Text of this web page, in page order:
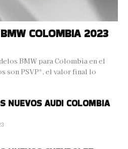
COLOMBIA 2023
BMW para Colombia en el
son PSVP*, el valor final lo
NUEVOS AUDI COLOMBIA